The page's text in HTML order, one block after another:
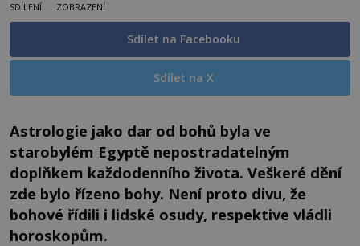
SDÍLENÍ ZOBRAZENÍ
Sdílet na Facebooku
Sdílet na X
Astrologie jako dar od bohů byla ve
starobylém Egyptě nepostradatelným
doplňkem každodenního života. Veškeré dění
zde bylo řízeno bohy. Není proto divu, že
bohové řídili i lidské osudy, respektive vládli
horoskopům.